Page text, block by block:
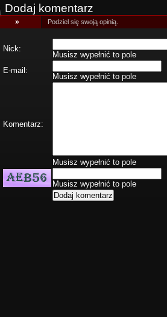
Dodaj komentarz
» Podziel się swoją opinią.
Nick:
Musisz wypełnić to pole
E-mail:
Musisz wypełnić to pole
Komentarz:
Musisz wypełnić to pole
Musisz wypełnić to pole